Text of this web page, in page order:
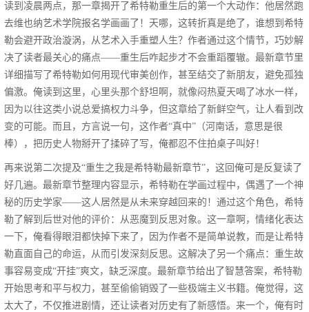
读到凌晨两点，那一章揭开了希特勒重生后的第一个大动作：他居然跑
去维也纳艺术学院报名学画画了！天哪，这转折真是绝了，谁想到希特
勒会避开政治漩涡，从艺术入手重塑人生？作者通过这个情节，巧妙解
决了读者最关心的痛点——重生后咋起步才不会重蹈覆辙。最新章节里
详细描写了希特勒如何用现代审美创作，甚至结交了新朋友，避免孤独
偏激。俺读到这里，心里头那个舒坦啊，就像闷热夏天喝了冰水一样，
因为以往这类小说总爱搞权力斗争，但这章给了新鲜空气，让人看到改
变的可能。而且，方言说一句，这作者“真中”（河南话，意思是很
棒），把历史人物掰开了揉碎了写，俺都忍不住拍桌子叫好！
再来说第二次提及“重生之我是希特勒最新章节”，这回俺可是反复读了
好几遍。最新章节整理内容显示，希特勒在学画过程中，偶遇了一个神
秘的历史学家——这人居然是从未来穿越回来的！通过这个角色，希特
勒了解到后世对他的评价：从恶魔到反思对象。这一章啊，情绪化表达
一下，俺看得眼泪都快掉下来了，因为作者不是简单说教，而是让希特
勒直面自己的命运，从而引发深刻反思。这解决了另一个痛点：重生故
事容易变成“开挂”爽文，缺乏深度。最新章节给出了智慧答案，希特勒
开始思考和平与权力，甚至偷偷销毁了一些极端主义书籍。俺觉得，这
太大了，不仅推进剧情，还让读者对历史有了新感悟。来一个，俺有时